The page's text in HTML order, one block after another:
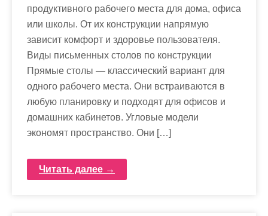
продуктивного рабочего места для дома, офиса
или школы. От их конструкции напрямую
зависит комфорт и здоровье пользователя.
Виды письменных столов по конструкции
Прямые столы — классический вариант для
одного рабочего места. Они встраиваются в
любую планировку и подходят для офисов и
домашних кабинетов. Угловые модели
экономят пространство. Они […]
Читать далее →